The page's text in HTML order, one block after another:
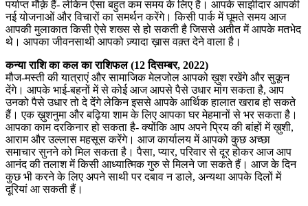
पर्याप्त मौक़े हैं- लेकिन ऐसा बहुत कम समय के लिए है। आपके साझीदार आपकी
नई योजनाओं और विचारों का समर्थन करेंगे। किसी पार्क में घूमते समय आज
आपकी मुलाकात किसी ऐसे शख्स से हो सकती है जिससे अतीत में आपके मतभेद
थे। आपका जीवनसाथी आपको ज़्यादा ख़ास वक़्त देने वाला है।
कन्या राशि का कल का राशिफल (12 दिसम्बर, 2022)
मौज-मस्ती की यात्राएं और सामाजिक मेलजोल आपको ख़ुश रखेंगे और सुकून
देंगे। आपके भाई-बहनों में से कोई आज आपसे पैसे उधार मांग सकता है, आप
उनको पैसे उधार तो दे देंगे लेकिन इससे आपके आर्थिक हालात खराब हो सकते
हैं। एक ख़ुशनुमा और बढ़िया शाम के लिए आपका घर मेहमानों से भर सकता है।
आपका काम दरकिनार हो सकता है- क्योंकि आप अपने प्रिय की बांहों में ख़ुशी,
आराम और उल्लास महसूस करेंगे। आज कार्यालय में आपको कुछ अच्छा
समाचार सुनने को मिल सकता है। पैसा, प्यार, परिवार से दूर होकर आज आप
आनंद की तलाश में किसी आध्यात्मिक गुरु से मिलने जा सकते हैं। आज के दिन
कुछ भी करने के लिए अपने साथी पर दबाव न डाले, अन्यथा आपके दिलों में
दूरियां आ सकती हैं।